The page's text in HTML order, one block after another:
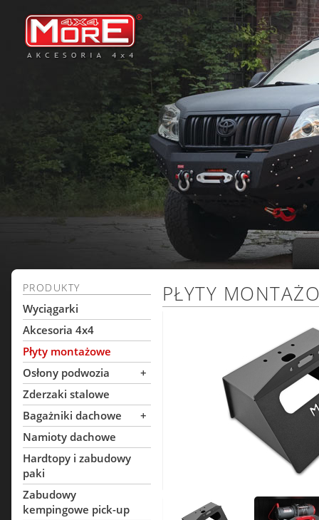
PRODUKTY
Wyciągarki
Akcesoria 4x4
Płyty montażowe
Osłony podwozia
+
Zderzaki stalowe
Bagażniki dachowe
+
Namioty dachowe
Hardtopy i zabudowy
paki
Zabudowy
kempingowe pick-up
PŁYTY